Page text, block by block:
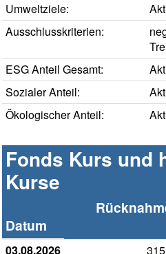
Umweltziele:
Ausschlusskriterien:
ESG Anteil Gesamt:
Sozialer Anteil:
Ökologischer Anteil:
Fonds Kurs und
Kurse
Datum
03.08.2026